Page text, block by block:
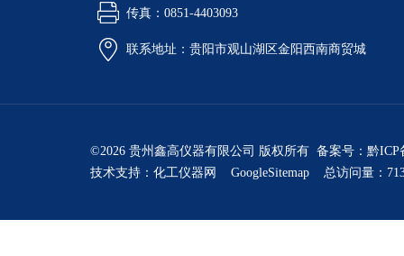
传真：0851-4403093
联系地址：贵阳市观山湖区金阳西南商贸城
©2026 贵州鑫高仪器有限公司 版权所有 备案号： 黔ICP
技术支持： 化工仪器网 GoogleSitemap 总访问量：